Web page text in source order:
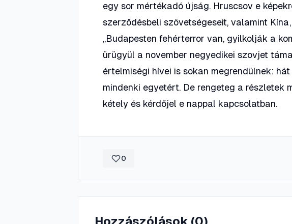
egy sor mértékadó újság. Hruscsov e
szerződésbeli szövetségeseit, valamint
„Budapesten fehérterror van, gyilkolják a
ürügyül a november negyedikei szovjet
értelmiségi hívei is sokan megrendülnek:
mindenki egyetért. De rengeteg a részletek
kétely és kérdőjel e nappal kapcsolatban.
0
Hozzászólások (0)